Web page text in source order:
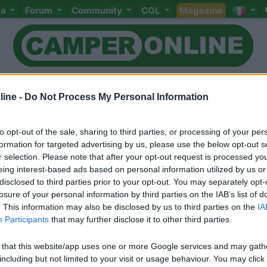
- Do Not Process My Personal Information
opt-out of the sale, sharing to third parties, or processing of your
for targeted advertising by us, please use the below opt-out
selection. Please note that after your opt-out request is processed
interest-based ads based on personal information utilized by us
to third parties prior to your opt-out. You may separately
of your personal information by third parties on the IAB’s list of
This information may also be disclosed by us to third parties on the
Participants that may further disclose it to other third parties.
that this website/app uses one or more Google services and may
but not limited to your visit or usage behaviour. You may
Forum Community COL Magazine
Meccanica Cellula Accessori Eventi Leggi Comportamenti
Attivi
< 1 >